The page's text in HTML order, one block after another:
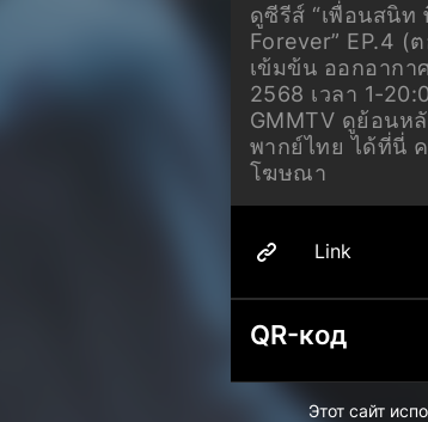
ดูซีรีส์ “เพื่อนสนิ
Forever” EP.4
เข้มข้น ออกอาก
2568 เวลา 1-
GMMTV ดูย้อนห
พากย์ไทย ได้ที่นี่
โฆษณา
Link
QR-код
Этот сайт